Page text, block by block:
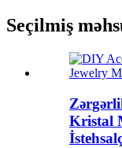
Seçilmiş
Kristal